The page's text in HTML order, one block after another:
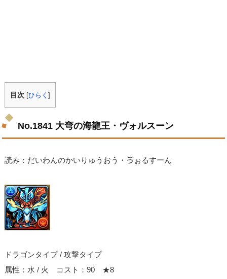
目次 [ひらく]
No.1841 大弯の海龍王・ヴォルスーン
読み：だいわんのかいりゅうおう・ゔぉるすーん
ドラゴンタイプ / 攻撃タイプ
属性：水 / 火 コスト：90 ★8